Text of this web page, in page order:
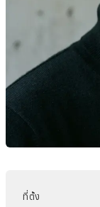
ที่ตั้ง